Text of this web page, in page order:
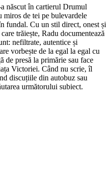
născut în cartierul Drumul
miros de tei pe bulevardele
fundal. Cu un stil direct, onest și
trăiește, Radu documentează
nefiltrate, autentice și
vorbește de la egal la egal cu
de presă la primărie sau face
Victoriei. Când nu scrie, îl
discuțiile din autobuz sau
următorului subiect.